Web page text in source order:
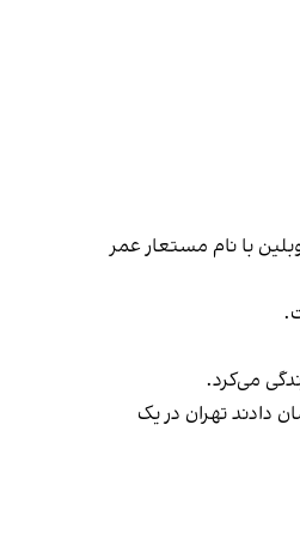
در دوبلین با نام مستعار عمر
دادند تهران در یک